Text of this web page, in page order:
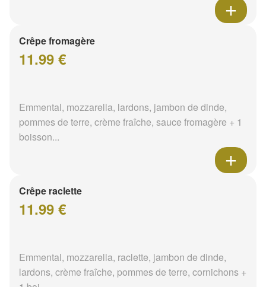
Crêpe fromagère
11.99 €
Emmental, mozzarella, lardons, jambon de dinde,
pommes de terre, crème fraîche, sauce fromagère + 1
boisson...
Crêpe raclette
11.99 €
Emmental, mozzarella, raclette, jambon de dinde,
lardons, crème fraîche, pommes de terre, cornichons +